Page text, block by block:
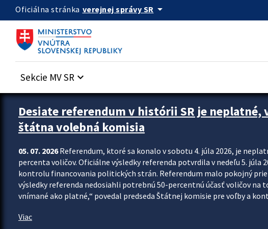
Preskocit na hlavný obsah
Oficiálna stránka verejnej správy SR arrow_drop_down
Sekcie MV SR keyboard_arrow_down
Zastavit automatický posun upútavok
Desiate referendum v histórii SR je
štátna volebná komisia
05. 07. 2026Referendum, ktoré sa konalo v sobotu 4. júla 2026, je
percenta voličov. Oficiálne výsledky referenda potvrdila v nedeľu 5. júla
kontrolu financovania politických strán. Referendum malo pokojný
výsledky referenda nedosiahli potrebnú 50-percentnú účasť voličov
vnímané ako platné,“ povedal predseda Štátnej komisie pre voľby a
Viac